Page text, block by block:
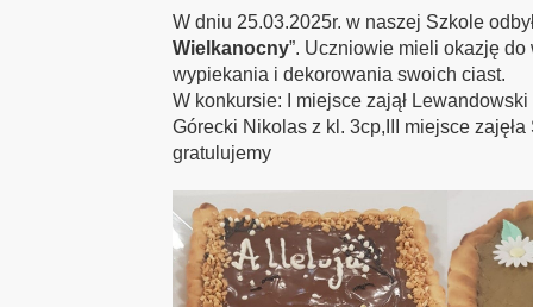
W dniu 25.03.2025r. w naszej Szkole
Wielkanocny”. Uczniowie mieli okazję
wypiekania i dekorowania swoich ciast.
W konkursie: I miejsce zajął
Górecki Nikolas z kl. 3cp,III miejsce
gratulujemy